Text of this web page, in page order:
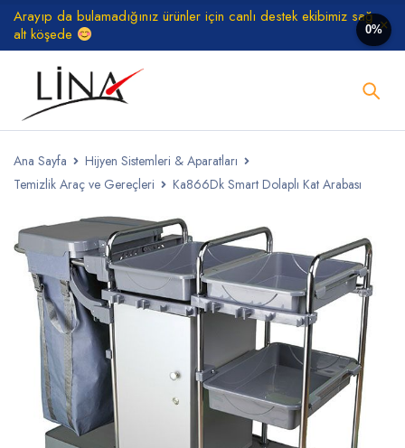
Arayıp da bulamadığınız ürünler için canlı destek ekibimiz sağ
alt köşede
Ana Sayfa
Hijyen Sistemleri & Aparatları
Temizlik Araç ve Gereçleri
Ka866Dk Smart Dolaplı Kat Arabası
0%